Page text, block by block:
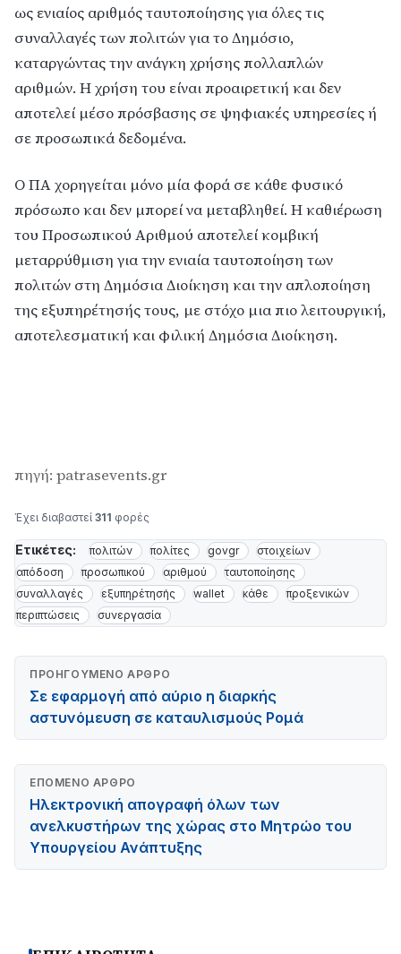
ως ενιαίος αριθμός ταυτοποίησης για όλες τις
συναλλαγές των πολιτών για το Δημόσιο,
καταργώντας την ανάγκη χρήσης πολλαπλών
αριθμών. Η χρήση του είναι προαιρετική και δεν
αποτελεί μέσο πρόσβασης σε ψηφιακές υπηρεσίες ή
σε προσωπικά δεδομένα.
Ο ΠΑ χορηγείται μόνο μία φορά σε κάθε φυσικό
πρόσωπο και δεν μπορεί να μεταβληθεί. Η καθιέρωση
του Προσωπικού Αριθμού αποτελεί κομβική
μεταρρύθμιση για την ενιαία ταυτοποίηση των
πολιτών στη Δημόσια Διοίκηση και την απλοποίηση
της εξυπηρέτησής τους, με στόχο μια πιο λειτουργική,
αποτελεσματική και φιλική Δημόσια Διοίκηση.
πηγή: patrasevents.gr
Έχει διαβαστεί 311 φορές
Ετικέτες: πολιτών πολίτες govgr
στοιχείων
απόδοση
προσωπικού αριθμού
ταυτοποίησης
συναλλαγές
εξυπηρέτησής wallet κάθε
προξενικών
περιπτώσεις
συνεργασία
ΠΡΟΗΓΟΎΜΕΝΟ ΆΡΘΡΟ
Σε εφαρμογή από αύριο η διαρκής
αστυνόμευση σε καταυλισμούς Ρομά
ΕΠΌΜΕΝΟ ΆΡΘΡΟ
Ηλεκτρονική απογραφή όλων των
ανελκυστήρων της χώρας στο Μητρώο του
Υπουργείου Ανάπτυξης